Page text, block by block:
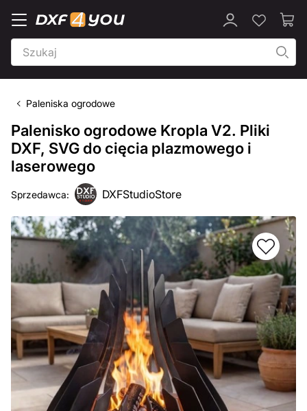
Paleniska ogrodowe
Palenisko ogrodowe Kropla V2. Pliki
DXF, SVG do cięcia plazmowego i
laserowego
Sprzedawca: DXFStudioStore